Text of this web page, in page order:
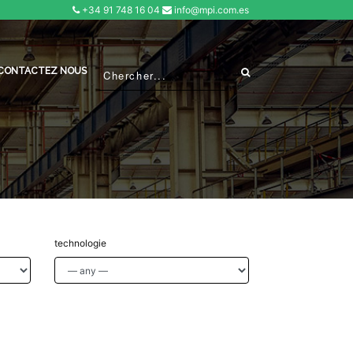
+34 91 748 16 04 info@mpi.com.es
NOUS
technologie